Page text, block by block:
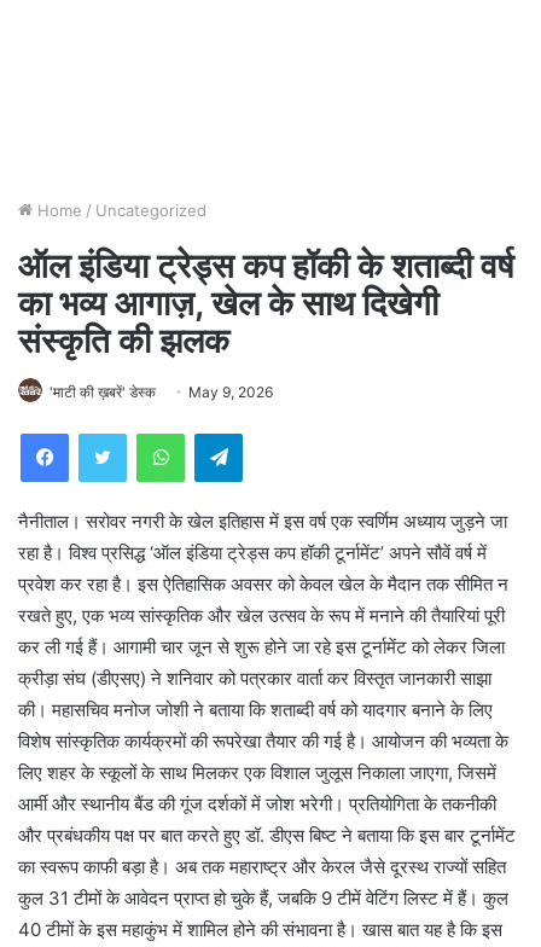
Home / Uncategorized
ऑल इंडिया ट्रेड्स कप हॉकी के शताब्दी वर्ष
का भव्य आगाज़, खेल के साथ दिखेगी
संस्कृति की झलक
'माटी की ख़बरें' डेस्क May 9, 2026
WhatsAppTelegram
नैनीताल। सरोवर नगरी के खेल इतिहास में इस वर्ष एक स्वर्णिम अध्याय जुड़ने जा
रहा है। विश्व प्रसिद्ध ‘ऑल इंडिया ट्रेड्स कप हॉकी टूर्नामेंट’ अपने सौवें वर्ष में
प्रवेश कर रहा है। इस ऐतिहासिक अवसर को केवल खेल के मैदान तक सीमित न
रखते हुए, एक भव्य सांस्कृतिक और खेल उत्सव के रूप में मनाने की तैयारियां पूरी
कर ली गई हैं। आगामी चार जून से शुरू होने जा रहे इस टूर्नामेंट को लेकर जिला
क्रीड़ा संघ (डीएसए) ने शनिवार को पत्रकार वार्ता कर विस्तृत जानकारी साझा
की। महासचिव मनोज जोशी ने बताया कि शताब्दी वर्ष को यादगार बनाने के लिए
विशेष सांस्कृतिक कार्यक्रमों की रूपरेखा तैयार की गई है। आयोजन की भव्यता के
लिए शहर के स्कूलों के साथ मिलकर एक विशाल जुलूस निकाला जाएगा, जिसमें
आर्मी और स्थानीय बैंड की गूंज दर्शकों में जोश भरेगी। प्रतियोगिता के तकनीकी
और प्रबंधकीय पक्ष पर बात करते हुए डॉ. डीएस बिष्ट ने बताया कि इस बार टूर्नामेंट
का स्वरूप काफी बड़ा है। अब तक महाराष्ट्र और केरल जैसे दूरस्थ राज्यों सहित
कुल 31 टीमों के आवेदन प्राप्त हो चुके हैं, जबकि 9 टीमें वेटिंग लिस्ट में हैं। कुल
40 टीमों के इस महाकुंभ में शामिल होने की संभावना है। खास बात यह है कि इस